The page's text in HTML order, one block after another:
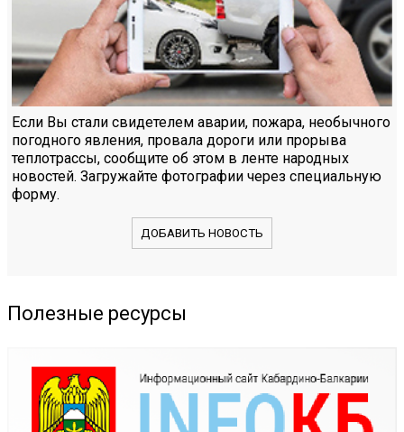
Если Вы стали свидетелем аварии, пожара, необычного
погодного явления, провала дороги или прорыва
теплотрассы, сообщите об этом в ленте народных
новостей. Загружайте фотографии через специальную
форму.
ДОБАВИТЬ НОВОСТЬ
Полезные ресурсы